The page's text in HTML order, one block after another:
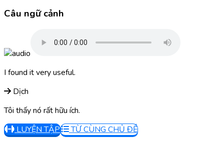
Câu ngữ cảnh
I found it very useful.
Dịch
Tôi thấy nó rất hữu ích.
LUYỆN TẬP
TỪ CÙNG CHỦ ĐỀ